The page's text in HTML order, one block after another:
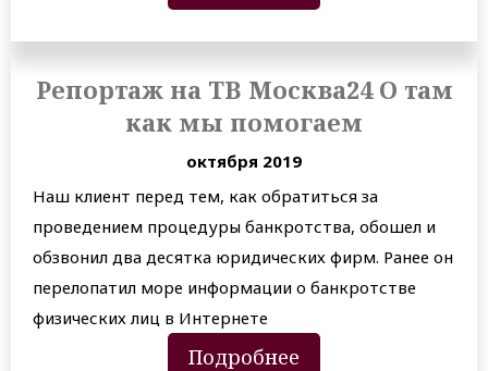
Репортаж на ТВ Москва24 О там
как мы помогаем
октября 2019
Наш клиент перед тем, как обратиться за
проведением процедуры банкротства, обошел и
обзвонил два десятка юридических фирм. Ранее он
перелопатил море информации о банкротстве
физических лиц в Интернете
Подробнее